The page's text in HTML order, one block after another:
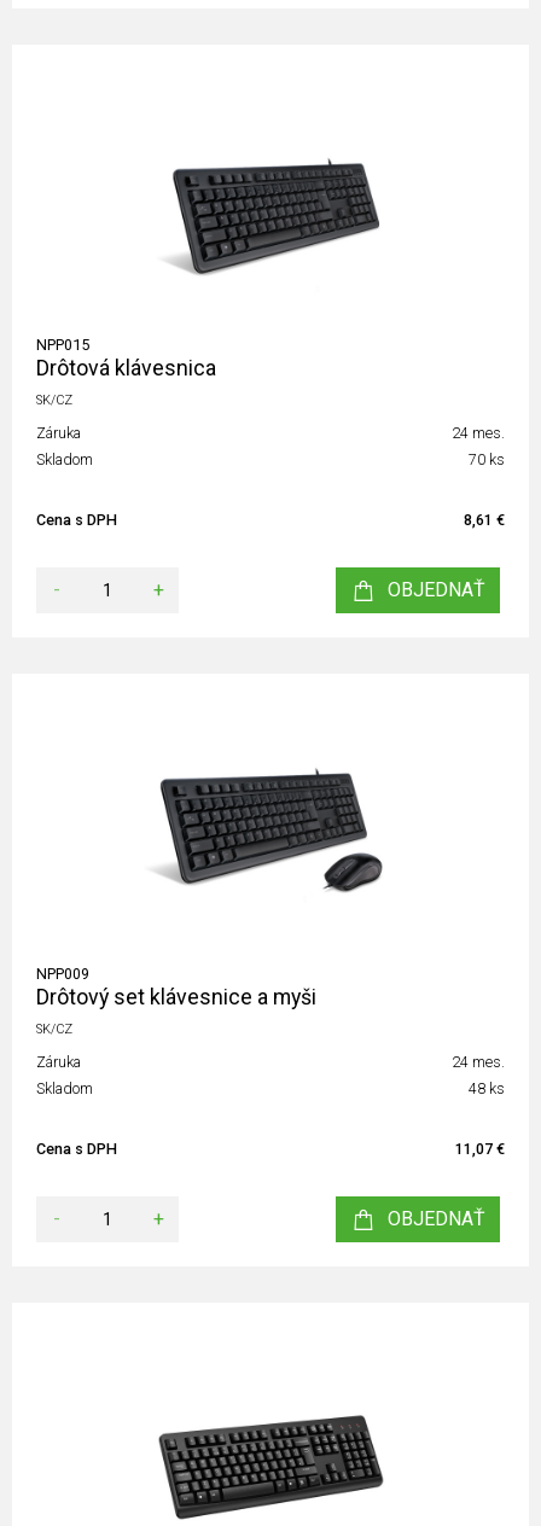
NPP015
Drôtová klávesnica
SK/CZ
Záruka
24 mes.
Skladom
70 ks
Cena s DPH 8,61 €
- + OBJEDNAŤ
NPP009
Drôtový set klávesnice a myši
SK/CZ
Záruka
24 mes.
Skladom
48 ks
Cena s DPH 11,07 €
- + OBJEDNAŤ